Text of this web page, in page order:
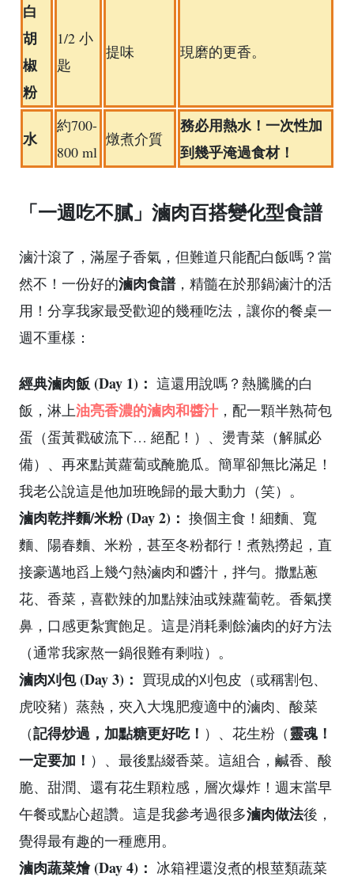
白
胡
椒
粉
1/2 小
匙
提味 現磨的更香。
水
約700-
800 ml
燉煮介質
務必用熱水！一次性加
到幾乎淹過食材！
「一週吃不膩」滷肉百搭變化型食譜
滷汁滾了，滿屋子香氣，但難道只能配白飯嗎？當
然不！一份好的滷肉食譜，精髓在於那鍋滷汁的活
用！分享我家最受歡迎的幾種吃法，讓你的餐桌一
週不重樣：
經典滷肉飯 (Day 1)： 這還用說嗎？熱騰騰的白
飯，淋上油亮香濃的滷肉和醬汁 ，配一顆半熟荷包
蛋（蛋黃戳破流下… 絕配！）、燙青菜（解膩必
備）、再來點黃蘿蔔或醃脆瓜。簡單卻無比滿足！
我老公說這是他加班晚歸的最大動力（笑）。
滷肉乾拌麵/米粉 (Day 2)： 換個主食！細麵、寬
麵、陽春麵、米粉，甚至冬粉都行！煮熟撈起，直
接豪邁地舀上幾勺熱滷肉和醬汁，拌勻。撒點蔥
花、香菜，喜歡辣的加點辣油或辣蘿蔔乾。香氣撲
鼻，口感更紮實飽足。這是消耗剩餘滷肉的好方法
（通常我家熬一鍋很難有剩啦）。
滷肉刈包 (Day 3)： 買現成的刈包皮（或稱割包、
虎咬豬）蒸熱，夾入大塊肥瘦適中的滷肉、酸菜
（記得炒過，加點糖更好吃！ ）、花生粉（靈魂！
一定要加！ ）、最後點綴香菜。這組合，鹹香、酸
脆、甜潤、還有花生顆粒感，層次爆炸！週末當早
午餐或點心超讚。這是我參考過很多滷肉做法後，
覺得最有趣的一種應用。
滷肉蔬菜燴 (Day 4)： 冰箱裡還沒煮的根莖類蔬菜